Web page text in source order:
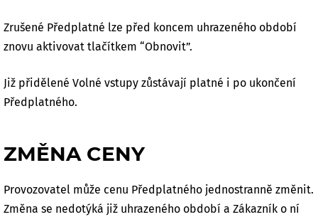
Zrušené Předplatné lze před koncem uhrazeného období
znovu aktivovat tlačítkem “Obnovit”.
Již přidělené Volné vstupy zůstávají platné i po ukončení
Předplatného.
ZMĚNA CENY
Provozovatel může cenu Předplatného jednostranně změnit.
Změna se nedotýká již uhrazeného období a Zákazník o ní